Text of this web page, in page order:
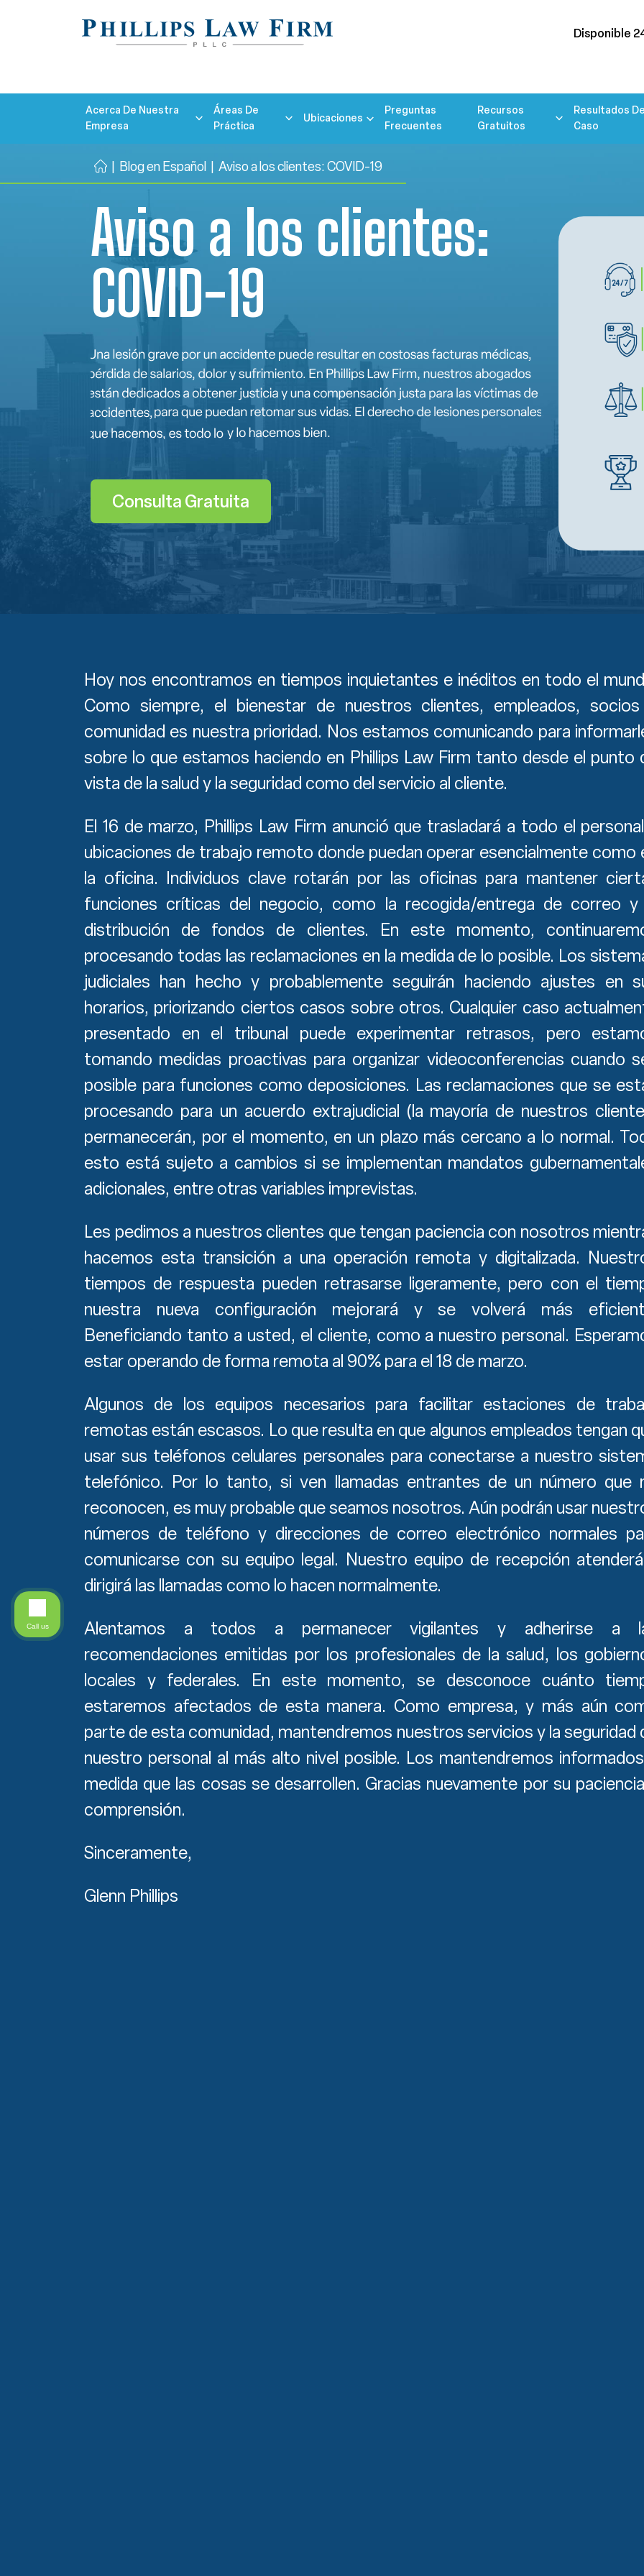
Disponible
Acerca De Nuestra
Empresa
Áreas De
Práctica
Ubicaciones
Preguntas
Frecuentes
Recursos
Gratuitos
Resultados Del
Caso
Ini
o
Blog en Español Aviso a los clientes: COVID-19
Aviso a los clientes:
COVID-19
Consulta Gratuita
Hoy nos encontramos en tiempos inquietantes e inéditos en todo el
Como siempre, el bienestar de nuestros clientes, empleados,
comunidad es nuestra prioridad. Nos estamos comunicando para
sobre lo que estamos haciendo en Phillips Law Firm tanto desde el punto
vista de la salud y la seguridad como del servicio al cliente.
El 16 de marzo, Phillips Law Firm anunció que trasladará a todo el
ubicaciones de trabajo remoto donde puedan operar esencialmente como
la oficina. Individuos clave rotarán por las oficinas para mantener
funciones críticas del negocio, como la recogida/entrega de correo y
distribución de fondos de clientes. En este momento,
procesando todas las reclamaciones en la medida de lo posible. Los
judiciales han hecho y probablemente seguirán haciendo ajustes en
horarios, priorizando ciertos casos sobre otros. Cualquier caso
presentado en el tribunal puede experimentar retrasos, pero
tomando medidas proactivas para organizar videoconferencias cuando
posible para funciones como deposiciones. Las reclamaciones que se
procesando para un acuerdo extrajudicial (la mayoría de nuestros
permanecerán, por el momento, en un plazo más cercano a lo normal.
esto está sujeto a cambios si se implementan mandatos
adicionales, entre otras variables imprevistas.
Les pedimos a nuestros clientes que tengan paciencia con nosotros
hacemos esta transición a una operación remota y digitalizada.
tiempos de respuesta pueden retrasarse ligeramente, pero con el
nuestra nueva configuración mejorará y se volverá más
Beneficiando tanto a usted, el cliente, como a nuestro personal.
estar operando de forma remota al 90% para el 18 de marzo.
Algunos de los equipos necesarios para facilitar estaciones de
remotas están escasos. Lo que resulta en que algunos empleados tengan
usar sus teléfonos celulares personales para conectarse a nuestro
telefónico. Por lo tanto, si ven llamadas entrantes de un número que
reconocen, es muy probable que seamos nosotros. Aún podrán usar
números de teléfono y direcciones de correo electrónico normales
comunicarse con su equipo legal. Nuestro equipo de recepción
dirigirá las llamadas como lo hacen normalmente.
Alentamos a todos a permanecer vigilantes y adherirse a
recomendaciones emitidas por los profesionales de la salud, los
locales y federales. En este momento, se desconoce cuánto
estaremos afectados de esta manera. Como empresa, y más aún
parte de esta comunidad, mantendremos nuestros servicios y la seguridad
nuestro personal al más alto nivel posible. Los mantendremos
medida que las cosas se desarrollen. Gracias nuevamente por su
comprensión.
Sinceramente,
Glenn Phillips
Call us